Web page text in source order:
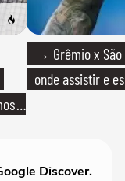
→ Grêmio x São
onde assistir e
Discover.